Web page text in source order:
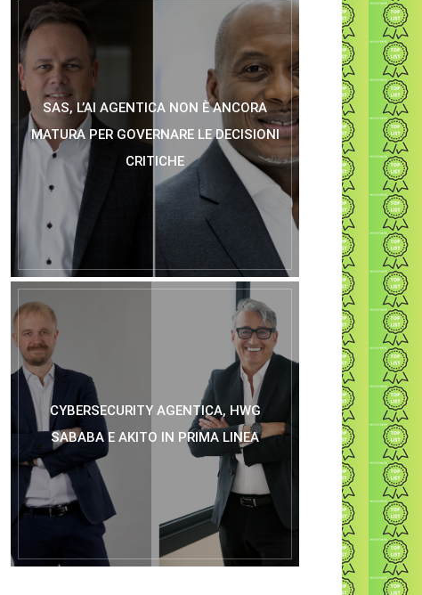
SAS, L’AI AGENTICA NON È ANCORA
MATURA PER GOVERNARE LE DECISIONI
CRITICHE
CYBERSECURITY AGENTICA, HWG
SABABA E AKITO IN PRIMA LINEA